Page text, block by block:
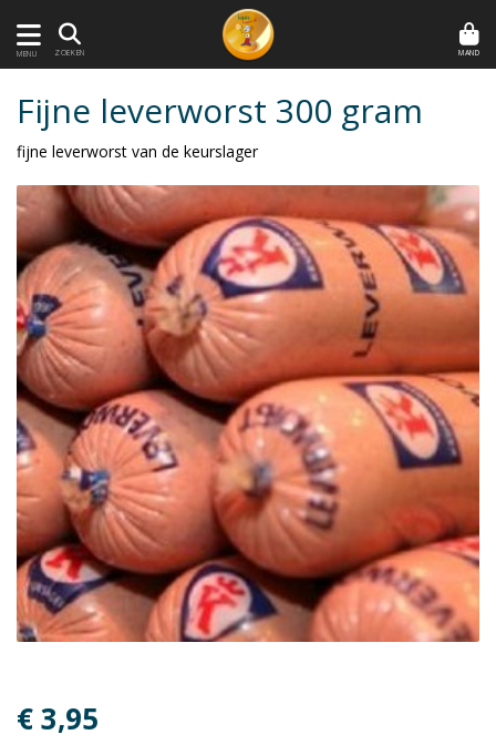
MENU ZOEKEN MAND
Fijne leverworst 300 gram
fijne leverworst van de keurslager
€ 3,95